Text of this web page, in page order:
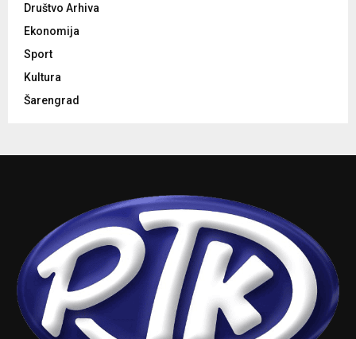
Društvo Arhiva
Ekonomija
Sport
Kultura
Šarengrad